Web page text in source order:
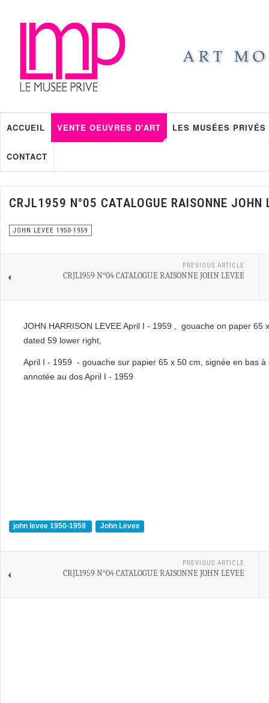
ACCUEIL VENTE OEUVRES D'ART LES MUSÉES PRIVÉS
CONTACT
CRJL1959 N°05 CATALOGUE RAISONNE JOHN
JOHN LEVEE 1950-1959
PREVIOUS ARTICLE
CRJL1959 N°04 CATALOGUE RAISONNE JOHN LEVEE
JOHN HARRISON LEVEE April I - 1959 , gouache on paper 65
dated 59 lower right,
April I - 1959 - gouache sur papier 65 x 50 cm, signée en bas à
annotée au dos April I - 1959
john levee 1950-1959 John Levee
PREVIOUS ARTICLE
CRJL1959 N°04 CATALOGUE RAISONNE JOHN LEVEE